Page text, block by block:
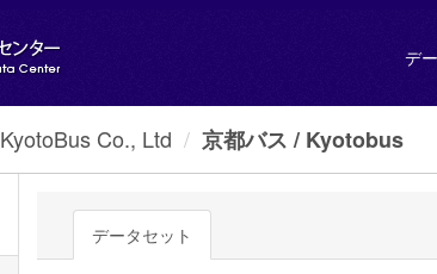
デ
Co., Ltd 京都バス / Kyotobus
データセット